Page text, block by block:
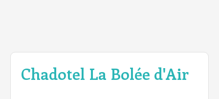
Chadotel La Bolée d'Air